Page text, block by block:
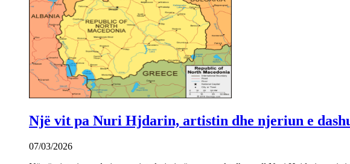
Një vit pa Nuri Hjdarin, artistin dhe njeriun e
07/03/2026